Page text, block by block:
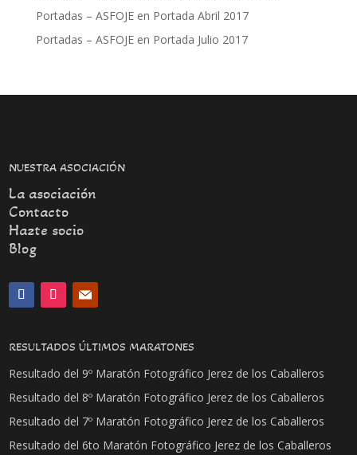
Portadas – ASFOJEen Portada Abril 2017
Portadas – ASFOJEen Portada Julio 2017
NUESTRA ASOCIACIÓN
La asociación
Contacto
Hazte socio
Blog
RESULTADOS ÚLTIMOS MARATONES
Resultado del 9º Maratón Fotográfico Jerez de los Caballeros
Resultado del 8º Maratón Fotográfico Jerez de los Caballeros
Resultado del 7º Maratón Fotográfico Jerez de los Caballeros
Resultado del 6to Maratón Fotográfico Jerez de los Caballeros